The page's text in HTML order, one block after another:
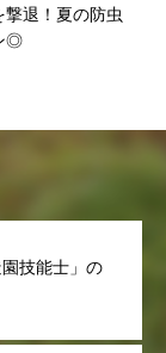
撃退！夏の防虫
◎
技能士」の